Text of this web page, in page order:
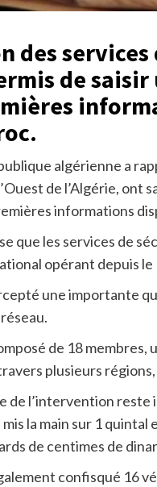
des services
de
algérienne a
de l’Algérie, ont
informations
que les services de
opérant depuis le
une importante
de 18
plusieurs
de l’intervention
la main sur 1 quintal
de centimes de
confisqué 16